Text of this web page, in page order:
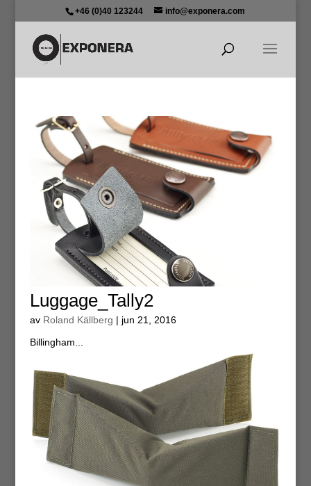
+46 (0)40 123244 info@exponera.com
Luggage_Tally2
av Roland Källberg | jun 21, 2016
Billingham...